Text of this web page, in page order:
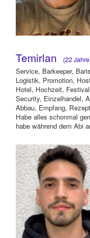
Temirlan (22
Service, Barkeeper,
Logistik, Promotion,
Hotel, Hochzeit,
Security, Einzelhandel,
Abbau, Empfang,
Habe alles schonmal
habe während dem Abi